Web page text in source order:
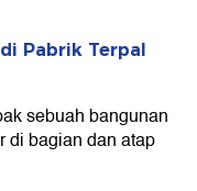
Pabrik Terpal
sebuah bangunan
di bagian dan atap